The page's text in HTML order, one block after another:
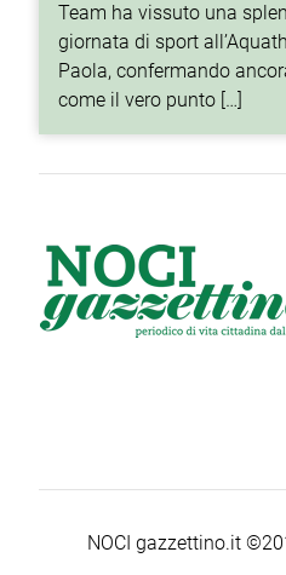
Team ha vissuto una
giornata di sport
Paola, confermando
come il vero punto […]
NOCI gazzettino.it